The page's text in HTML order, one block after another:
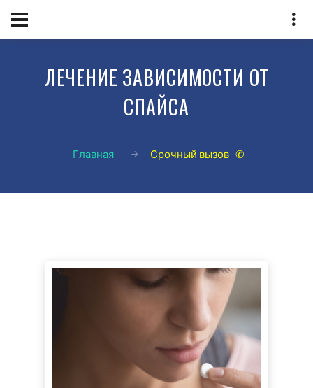
ЛЕЧЕНИЕ ЗАВИСИМОСТИ ОТ
СПАЙСА
Главная Срочный вызов ✆